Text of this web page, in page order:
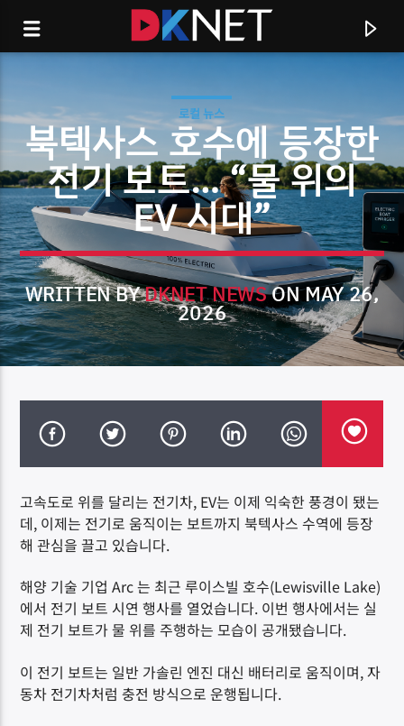
CURRENT TRACK
TITLE
DK NET Radio.co
로컬 뉴스
북텍사스 호수에 등장한
전기 보트… “물 위의
EV 시대”
WRITTEN BYDKNET NEWSON MAY 26,
2026
고속도로 위를 달리는 전기차, EV는 이제 익숙한 풍경이 됐는
데, 이제는 전기로 움직이는 보트까지 북텍사스 수역에 등장
해 관심을 끌고 있습니다.
해양 기술 기업 Arc 는 최근 루이스빌 호수(Lewisville Lake)
에서 전기 보트 시연 행사를 열었습니다. 이번 행사에서는 실
제 전기 보트가 물 위를 주행하는 모습이 공개됐습니다.
이 전기 보트는 일반 가솔린 엔진 대신 배터리로 움직이며, 자
동차 전기차처럼 충전 방식으로 운행됩니다.